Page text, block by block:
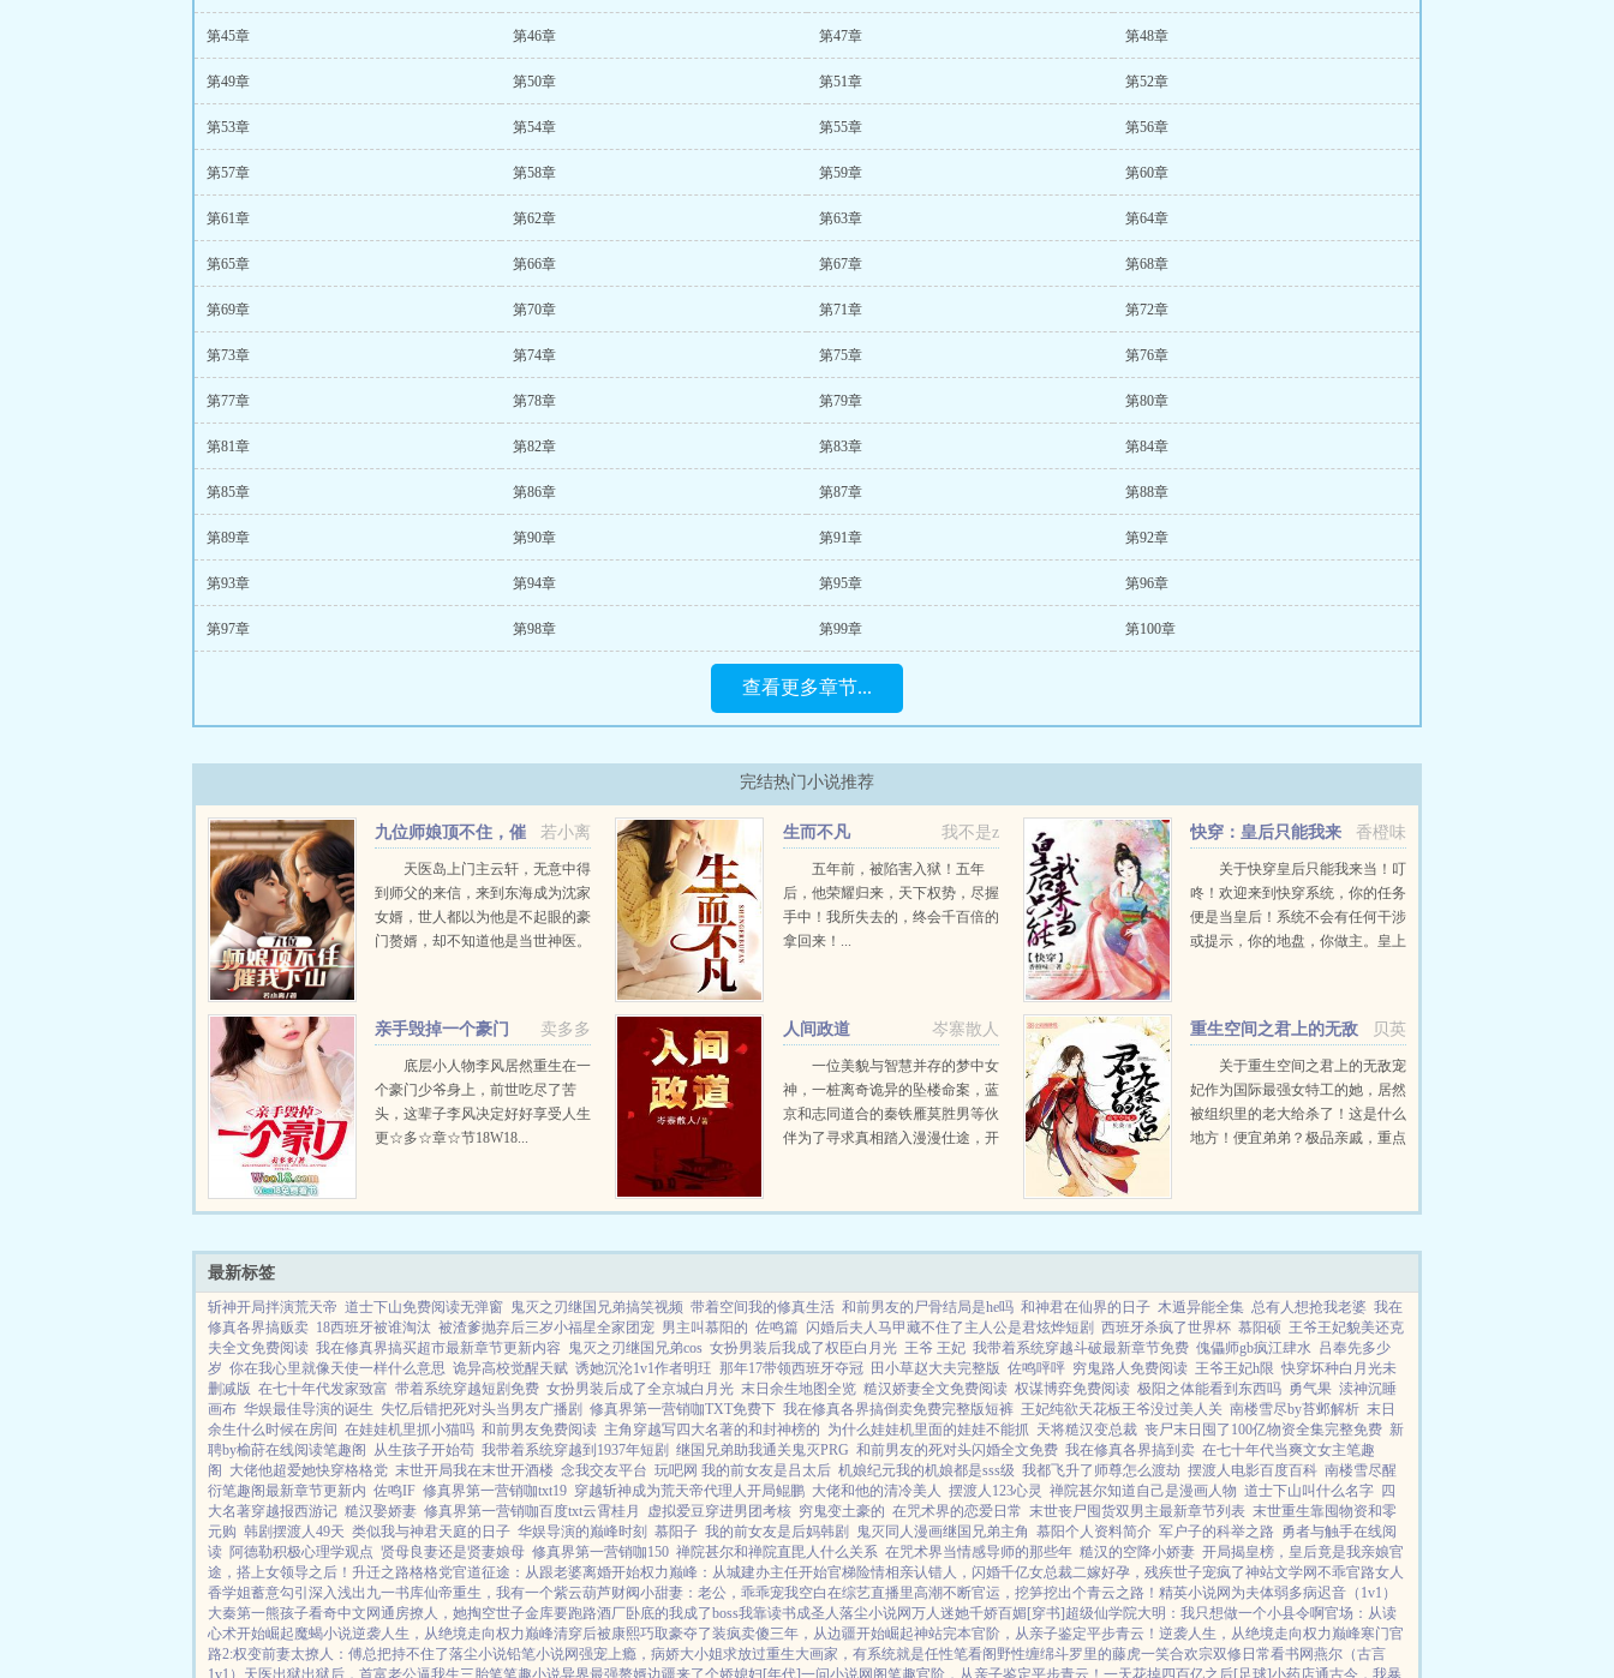
第45章 第46章 第47章 第48章
第49章 第50章 第51章 第52章
第53章 第54章 第55章 第56章
第57章 第58章 第59章 第60章
第61章 第62章 第63章 第64章
第65章 第66章 第67章 第68章
第69章 第70章 第71章 第72章
第73章 第74章 第75章 第76章
第77章 第78章 第79章 第80章
第81章 第82章 第83章 第84章
第85章 第86章 第87章 第88章
第89章 第90章 第91章 第92章
第93章 第94章 第95章 第96章
第97章 第98章 第99章 第100章
查看更多章节...
完结热门小说推荐
若小离
九位师娘顶不住，催
我下山天医岛上门主云轩，无意中得
到师父的来信，来到东海成为沈家
女婿，世人都以为他是不起眼的豪
门赘婿，却不知道他是当世神医。
我不是z
生而不凡
五年前，被陷害入狱！五年
后，他荣耀归来，天下权势，尽握
手中！我所失去的，终会千百倍的
拿回来！...
香橙味
快穿：皇后只能我来
当！关于快穿皇后只能我来当！叮
咚！欢迎来到快穿系统，你的任务
便是当皇后！系统不会有任何干涉
或提示，你的地盘，你做主。皇上
来当！...
卖多多
亲手毁掉一个豪门
底层小人物李风居然重生在一
个豪门少爷身上，前世吃尽了苦
头，这辈子李风决定好好享受人生
更☆多☆章☆节18W18...
岑寨散人
人间政道
一位美貌与智慧并存的梦中女
神，一桩离奇诡异的坠楼命案，蓝
京和志同道合的秦铁雁莫胜男等伙
伴为了寻求真相踏入漫漫仕途，开
贝英
重生空间之君上的无敌
宠妃关于重生空间之君上的无敌宠
妃作为国际最强女特工的她，居然
被组织里的老大给杀了！这是什么
地方！便宜弟弟？极品亲戚，重点
有未知的世界！但！这对二十一世
最新标签
斩神开局拌演荒天帝 道士下山免费阅读无弹窗 鬼灭之刃继国兄弟搞笑视频 带着空间我的修真生活 和前男友的尸骨结局是he吗 和神君在仙界的日子 木遁异能全集 总有人想抢我老婆 我在
修真各界搞贩卖 18西班牙被谁淘汰 被渣爹抛弃后三岁小福星全家团宠 男主叫慕阳的 佐鸣篇 闪婚后夫人马甲藏不住了主人公是君炫烨短剧 西班牙杀疯了世界杯 慕阳硕 王爷王妃貌美还克
夫全文免费阅读 我在修真界搞买超市最新章节更新内容 鬼灭之刃继国兄弟cos 女扮男装后我成了权臣白月光 王爷 王妃 我带着系统穿越斗破最新章节免费 傀儡师gb疯江肆水 吕奉先多少
岁 你在我心里就像天使一样什么意思 诡异高校觉醒天赋 诱她沉沦1v1作者明玨 那年17带领西班牙夺冠 田小草赵大夫完整版 佐鸣呯呯 穷鬼路人免费阅读 王爷王妃h限 快穿坏种白月光未
删减版 在七十年代发家致富 带着系统穿越短剧免费 女扮男装后成了全京城白月光 末日余生地图全览 糙汉娇妻全文免费阅读 权谋博弈免费阅读 极阳之体能看到东西吗 勇气果 渎神沉睡
画布 华娱最佳导演的诞生 失忆后错把死对头当男友广播剧 修真界第一营销咖TXT免费下 我在修真各界搞倒卖免费完整版短裤 王妃纯欲天花板王爷没过美人关 南楼雪尽by苔邺解析 末日
余生什么时候在房间 在娃娃机里抓小猫吗 和前男友免费阅读 主角穿越写四大名著的和封神榜的 为什么娃娃机里面的娃娃不能抓 天将糙汉变总裁 丧尸末日囤了100亿物资全集完整免费 新
聘by榆莳在线阅读笔趣阁
从生孩子开始苟 我带着系统穿越到1937年短剧 继国兄弟助我通关鬼灭PRG 和前男友的死对头闪婚全文免费 我在修真各界搞到卖 在七十年代当爽文女主笔趣
阁
大佬他超爱她快穿格格党 末世开局我在末世开酒楼 念我交友平台 玩吧网 我的前女友是吕太后 机娘纪元我的机娘都是sss级 我都飞升了师尊怎么渡劫 摆渡人电影百度百科 南楼雪尽醒
衍笔趣阁最新章节更新内 佐鸣IF 修真界第一营销咖txt19 穿越斩神成为荒天帝代理人开局鲲鹏 大佬和他的清冷美人 摆渡人123心灵 禅院甚尔知道自己是漫画人物 道士下山叫什么名字 四
大名著穿越报西游记 糙汉娶娇妻 修真界第一营销咖百度txt云霄桂月 虚拟爱豆穿进男团考核 穷鬼变土豪的 在咒术界的恋爱日常 末世丧尸囤货双男主最新章节列表 末世重生靠囤物资和零
元购 韩剧摆渡人49天 类似我与神君天庭的日子 华娱导演的巅峰时刻 慕阳子 我的前女友是后妈韩剧 鬼灭同人漫画继国兄弟主角 慕阳个人资料简介 军户子的科举之路 勇者与触手在线阅
读 阿德勒积极心理学观点 贤母良妻还是贤妻娘母 修真界第一营销咖150 禅院甚尔和禅院直毘人什么关系 在咒术界当情感导师的那些年 糙汉的空降小娇妻 开局揭皇榜，皇后竟是我亲娘官
途，搭上女领导之后！ 升迁之路格格党官道征途：从跟老婆离婚开始权力巅峰：从城建办主任开始官梯险情相亲认错人，闪婚千亿女总裁二嫁好孕，残疾世子宠疯了神站文学网不乖官路女人
香学姐蓄意勾引 深入浅出 九一书库仙帝重生，我有一个紫云葫芦财阀小甜妻：老公，乖乖宠我空白在综艺直播里高潮不断官运，挖笋挖出个青云之路！ 精英小说网 为夫体弱多病迟音（1v1）
大秦第一熊孩子看奇中文网通房撩人，她掏空世子金库要跑路酒厂卧底的我成了boss我靠读书成圣人落尘小说网万人迷她千娇百媚[穿书] 超级仙学院大明：我只想做一个小县令啊官场：从读
心术开始崛起魔蝎小说逆袭人生，从绝境走向权力巅峰清穿后被康熙巧取豪夺了装疯卖傻三年，从边疆开始崛起神站完本官阶，从亲子鉴定平步青云！ 逆袭人生，从绝境走向权力巅峰寒门官
路2:权变前妻太撩人：傅总把持不住了落尘小说铅笔小说网强宠上瘾，病娇大小姐求放过重生大画家，有系统就是任性笔看阁 野性缠绵斗罗里的藤虎一笑合欢宗双修日常看书网燕尔（古言
1v1） 天医出狱出狱后，首富老公逼我生三胎笔笔趣小说异界最强赘婿边疆来了个娇媳妇[年代]一问小说网 阁笔趣官阶，从亲子鉴定平步青云！ 一天花掉四百亿之后[足球]小药店通古今，我暴